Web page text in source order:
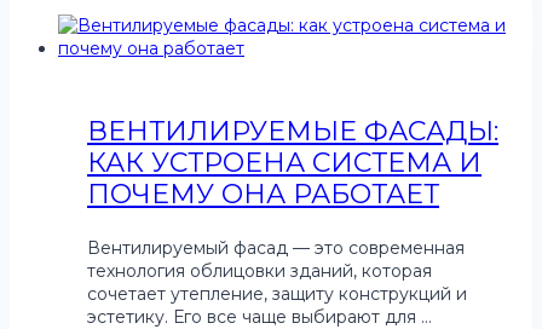
ВЕНТИЛИРУЕМЫЕ ФАСАДЫ:
КАК УСТРОЕНА СИСТЕМА И
ПОЧЕМУ ОНА РАБОТАЕТ
Вентилируемый фасад — это современная
технология облицовки зданий, которая
сочетает утепление, защиту конструкций и
эстетику. Его все чаще выбирают для …